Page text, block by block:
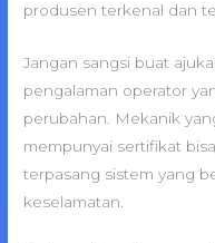
produsen terkenal dan
Jangan sangsi buat
pengalaman operator
perubahan. Mekanik
mempunyai sertifikat
terpasang sistem yang
keselamatan.